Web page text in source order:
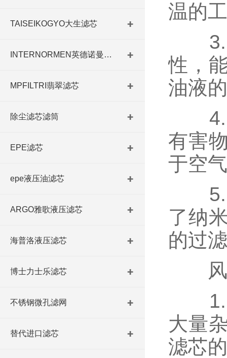
TAISEIKOGYO大生滤芯
INTERNORMEN英德诺曼滤芯
MPFILTRI翡翠滤芯
除尘滤芯滤筒
EPE滤芯
epe液压油滤芯
ARGO雅歌液压滤芯
海普洛液压滤芯
博士力士乐滤芯
不锈钢微孔滤网
替代进口滤芯
温的
3.合
性，
油液
4.活
有害
于空
5.高
了纳
的过
风
1.定
大量
滤芯